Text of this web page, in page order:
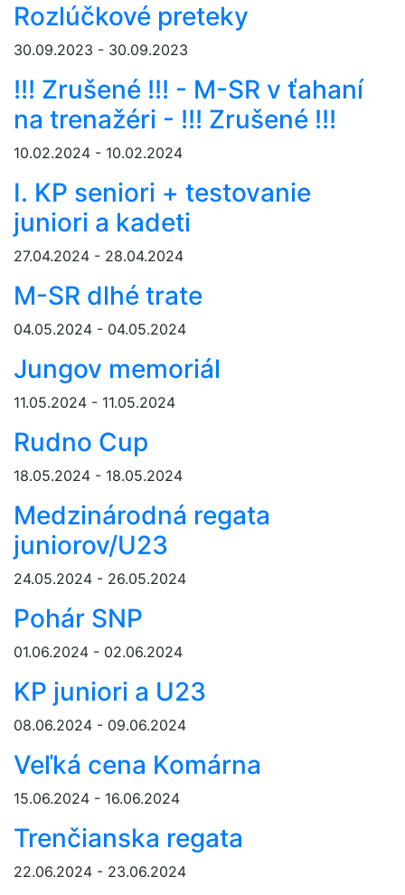
Rozlúčkové preteky
30.09.2023 - 30.09.2023
!!! Zrušené !!! - M-SR v ťahaní
na trenažéri - !!! Zrušené !!!
10.02.2024 - 10.02.2024
I. KP seniori + testovanie
juniori a kadeti
27.04.2024 - 28.04.2024
M-SR dlhé trate
04.05.2024 - 04.05.2024
Jungov memoriál
11.05.2024 - 11.05.2024
Rudno Cup
18.05.2024 - 18.05.2024
Medzinárodná regata
juniorov/U23
24.05.2024 - 26.05.2024
Pohár SNP
01.06.2024 - 02.06.2024
KP juniori a U23
08.06.2024 - 09.06.2024
Veľká cena Komárna
15.06.2024 - 16.06.2024
Trenčianska regata
22.06.2024 - 23.06.2024